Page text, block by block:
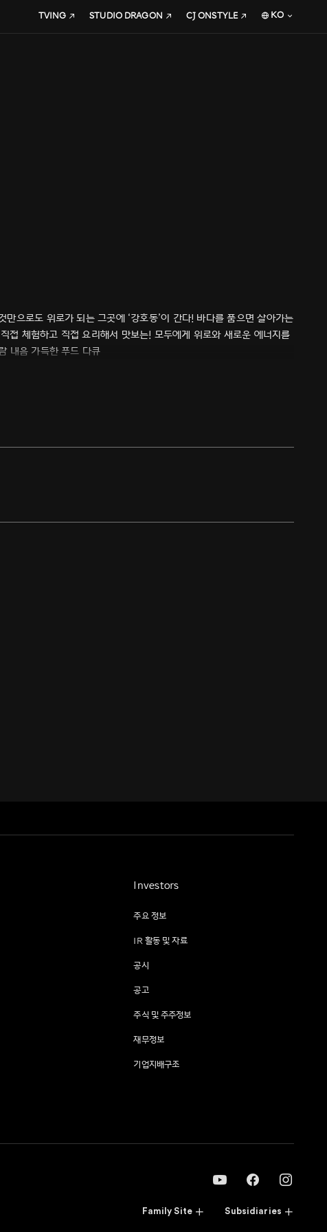
TVING STUDIO DRAGON CJ ONSTYLE KO
되는 그곳에 ‘강호동’이 간다! 바다를 품으면 살아가는
접 체험하고 직접 요리해서 맛보는! 모두에게 위로와 새로운 에너지를
내음 가득한 푸드 다큐
Investors
주요 정보
IR 활동 및 자료
공시
공고
주식 및 주주정보
재무정보
기업지배구조
Family Site Subsidiaries